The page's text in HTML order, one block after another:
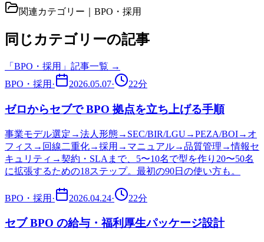
関連カテゴリー｜ BPO・採用
同じカテゴリーの記事
「 BPO・採用 」記事一覧 →
BPO・採用 · 2026.05.07· 22分
ゼロからセブで BPO 拠点を立ち上げる手順
事業モデル選定→法人形態→SEC/BIR/LGU→PEZA/BOI→オ
フィス→回線二重化→採用→マニュアル→品質管理→情報セ
キュリティ→契約・SLAまで、5〜10名で型を作り20〜50名
に拡張するための18ステップ。最初の90日の使い方も。
BPO・採用 · 2026.04.24· 22分
セブ BPO の給与・福利厚生パッケージ設計